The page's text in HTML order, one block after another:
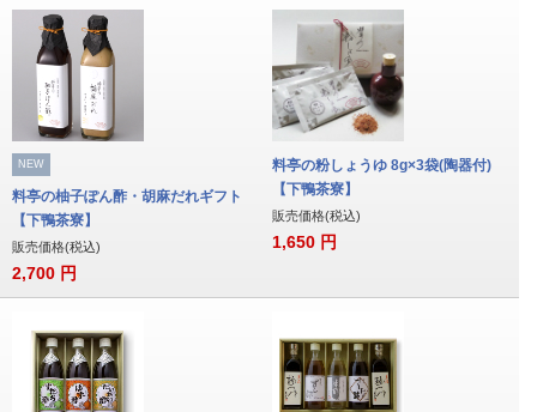
NEW
料亭の柚子ぽん酢・胡麻だれギフト
【下鴨茶寮】
販売価格(税込)
2,700 円
料亭の粉しょうゆ 8g×3袋(陶器付)
【下鴨茶寮】
販売価格(税込)
1,650 円